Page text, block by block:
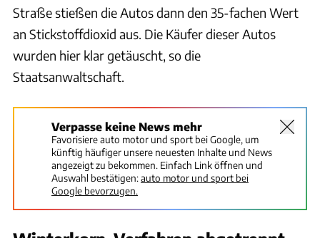
Straße stießen die Autos dann den 35-fachen Wert
an Stickstoffdioxid aus. Die Käufer dieser Autos
wurden hier klar getäuscht, so die
Staatsanwaltschaft.
Verpasse keine News mehr
Favorisiere auto motor und sport bei Google, um
künftig häufiger unsere neuesten Inhalte und News
angezeigt zu bekommen. Einfach Link öffnen und
Auswahl bestätigen:auto motor und sport bei
Google bevorzugen.